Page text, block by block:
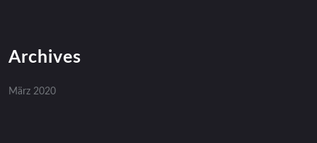
Archives
März 2020